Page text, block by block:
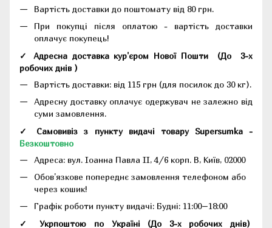
Вартість доставки до поштомату від 80 грн.
При покупці після оплатою - вартість доставки
оплачує покупець!
✓ Адресна доставка кур'єром Нової Пошти (До 3-х
робочих днів )
Вартість доставки: від 115 грн (для посилок до 30 кг).
Адресну доставку оплачує одержувач не залежно від
суми замовлення.
✓ Самовивіз з пункту видачі товару Supersumka -
Безкоштовно
Адреса: вул. Іоанна Павла II, 4/6 корп. В, Київ, 02000
Обов'язкове попереднє замовлення телефоном або
через кошик!
Графік роботи пункту видачі: Будні: 11:00–18:00
✓ Укрпоштою по Україні (До 3-х робочих днів)